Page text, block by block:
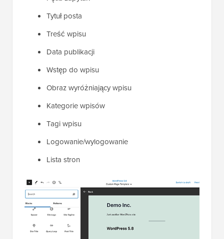
Tytuł posta
Treść wpisu
Data publikacji
Wstęp do wpisu
Obraz wyróżniający wpisu
Kategorie wpisów
Tagi wpisu
Logowanie/wylogowanie
Lista stron